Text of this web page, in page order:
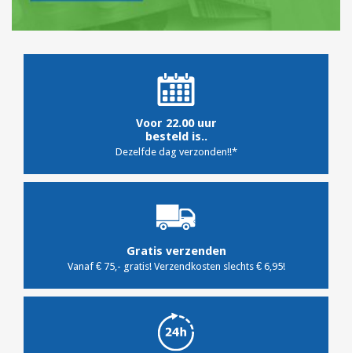
Voor 22.00 uur
besteld is..
Dezelfde dag verzonden!!*
Gratis verzenden
Vanaf € 75,- gratis! Verzendkosten slechts € 6,95!